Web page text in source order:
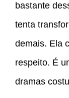
bastante
tenta
demais. Ela
respeito. É
dramas